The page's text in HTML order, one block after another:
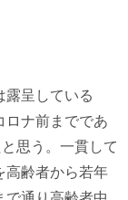
露呈している
ロナ前までであ
思う。一貫して
高齢者から若年